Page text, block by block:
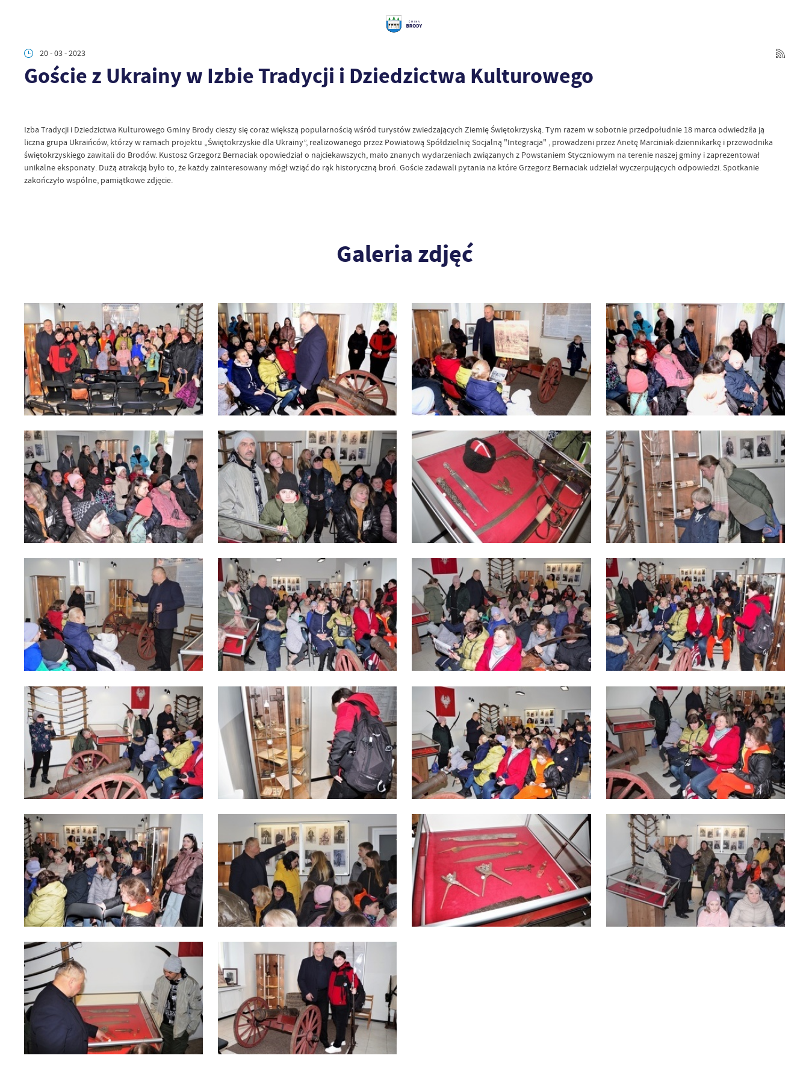
20 - 03 - 2023
Goście z Ukrainy w Izbie Tradycji i Dziedzictwa Kulturowego
Izba Tradycji i Dziedzictwa Kulturowego Gminy Brody cieszy się coraz większą popularnością wśród turystów zwiedzających Ziemię Świętokrzyską. Tym razem w sobotnie przedpołudnie 18 marca odwiedziła ją
liczna grupa Ukraińców, którzy w ramach projektu „Świętokrzyskie dla Ukrainy”, realizowanego przez Powiatową Spółdzielnię Socjalną "Integracja" , prowadzeni przez Anetę Marciniak-dziennikarkę i przewodnika
świętokrzyskiego zawitali do Brodów. Kustosz Grzegorz Bernaciak opowiedział o najciekawszych, mało znanych wydarzeniach związanych z Powstaniem Styczniowym na terenie naszej gminy i zaprezentował
unikalne eksponaty. Dużą atrakcją było to, że każdy zainteresowany mógł wziąć do rąk historyczną broń. Goście zadawali pytania na które Grzegorz Bernaciak udzielał wyczerpujących odpowiedzi. Spotkanie
zakończyło wspólne, pamiątkowe zdjęcie.
Galeria zdjęć